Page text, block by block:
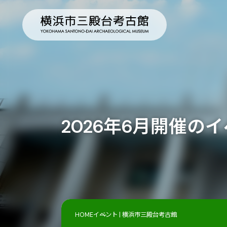
2026年6月開催の
HOMEイベント | 横浜市三殿台考古館